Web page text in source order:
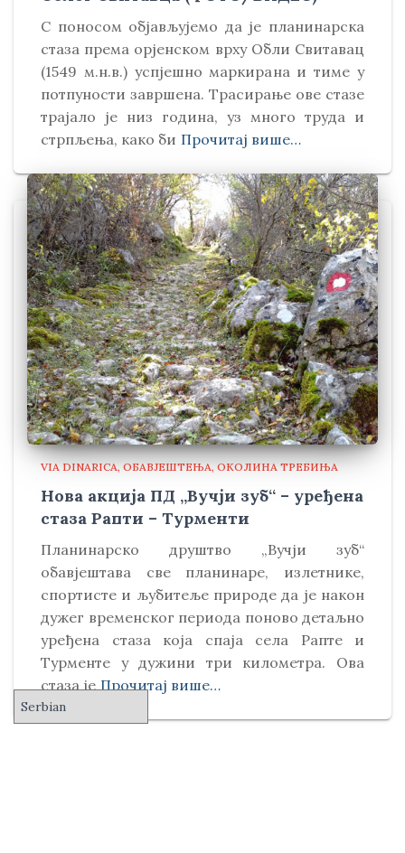
С поносом објављујемо да је планинарска
стаза према орјенском врху Обли Свитавaц
(1549 м.н.в.) успјешно маркирана и тиме у
потпуности завршена. Трасирање ове стазе
трајало је низ година, уз много труда и
стрпљења, како би Прочитај више…
VIA DINARICA ОБАВЈЕШТЕЊА ОКОЛИНА ТРЕБИЊА
Нова акција ПД „Вучји зуб“ – уређена
стаза Рапти – Турменти
Планинарско друштво „Вучји зуб“
обавјештава све планинаре, излетнике,
спортисте и љубитеље природе да је након
дужег временског периода поново детаљно
уређена стаза која спаја села Рапте и
Турменте у дужини три километра. Ова
стаза је Прочитај више…